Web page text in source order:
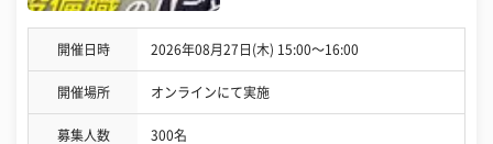
開催日時 2026年08月27日(木) 15:00〜16:00
開催場所 オンラインにて実施
募集人数 300名